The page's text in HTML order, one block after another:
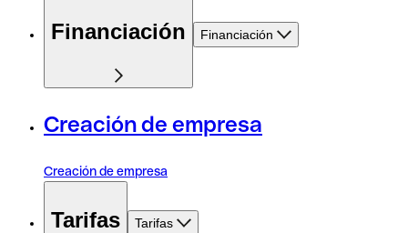
Financiación Financiación
Creación de empresa
Creación de empresa
Tarifas Tarifas